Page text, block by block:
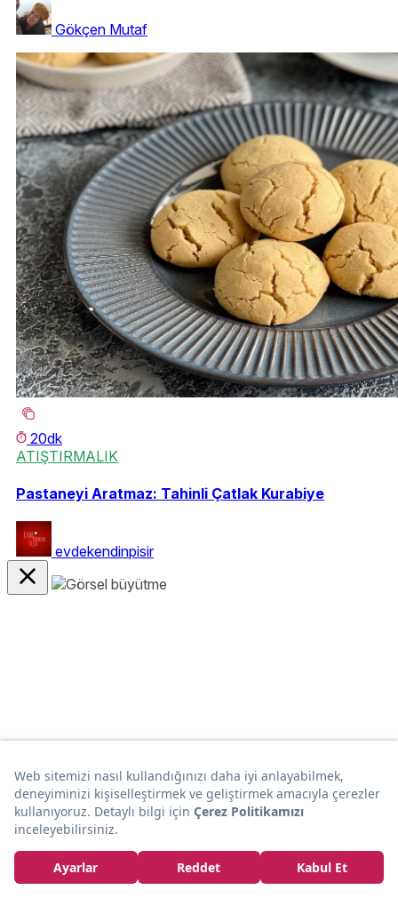
Gökçen Mutaf
20dk
ATIŞTIRMALIK
Pastaneyi Aratmaz: Tahinli Çatlak Kurabiye
evdekendinpisir